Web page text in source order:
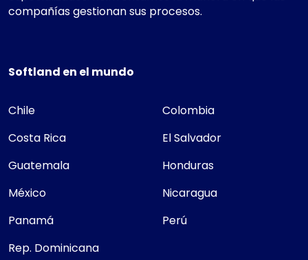
compañías gestionan sus procesos.
Softland en el mundo
Chile
Colombia
Costa Rica
El Salvador
Guatemala
Honduras
México
Nicaragua
Panamá
Perú
Rep. Dominicana